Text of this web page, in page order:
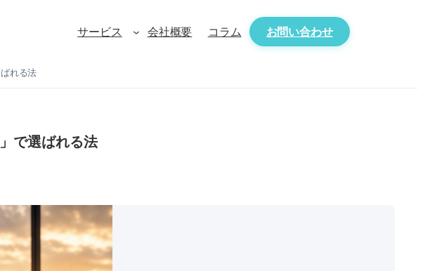
サービス 会社概要 コラム お問い合わせ
れる法
で選ばれる法